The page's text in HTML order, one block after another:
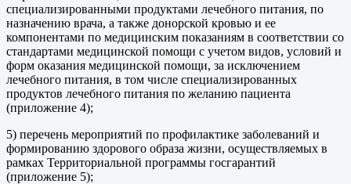
специализированными продуктами лечебного питания, по
назначению врача, а также донорской кровью и ее
компонентами по медицинским показаниям в соответствии со
стандартами медицинской помощи с учетом видов, условий и
форм оказания медицинской помощи, за исключением
лечебного питания, в том числе специализированных
продуктов лечебного питания по желанию пациента
(приложение 4);
5) перечень мероприятий по профилактике заболеваний и
формированию здорового образа жизни, осуществляемых в
рамках Территориальной программы госгарантий
(приложение 5);